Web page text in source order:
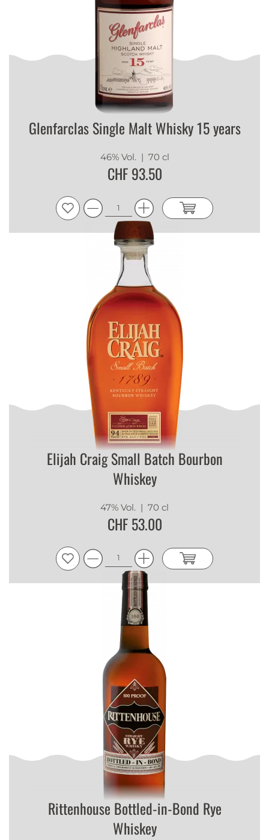
Glenfarclas Single Malt Whisky 15 years
46% Vol. | 70 cl
CHF 93.50
Elijah Craig Small Batch Bourbon
Whiskey
47% Vol. | 70 cl
CHF 53.00
Rittenhouse Bottled-in-Bond Rye
Whiskey